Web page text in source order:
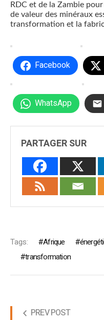
RDC et de la Zambie
de valeur des minéraux
transformation et la
Facebook
WhatsApp
PARTAGER SUR
Tags: Afrique
transformation
PREV POST